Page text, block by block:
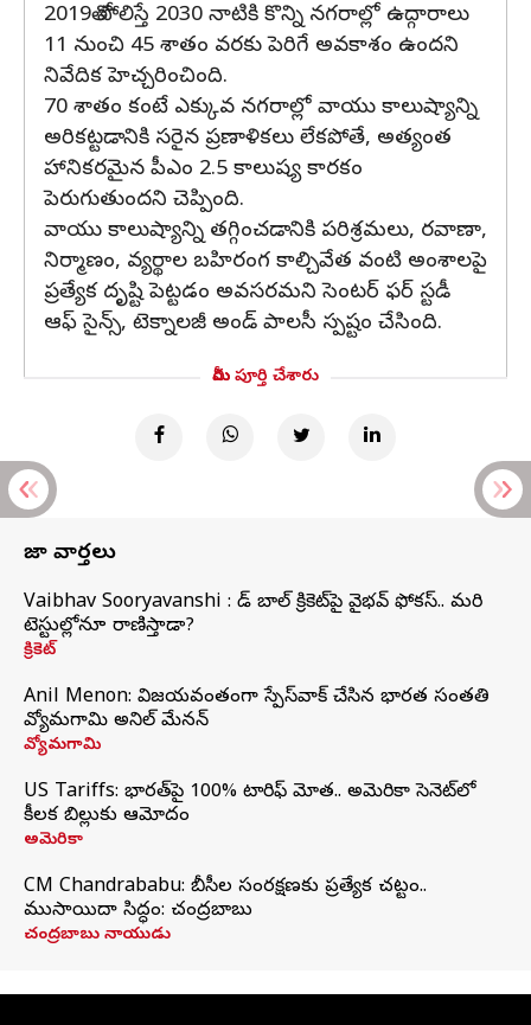
2019తో పోలిస్తే 2030 నాటికి కొన్ని నగరాల్లో ఉద్గారాలు
11 నుంచి 45 శాతం వరకు పెరిగే అవకాశం ఉందని
నివేదిక హెచ్చరించింది.
70 శాతం కంటే ఎక్కువ నగరాల్లో వాయు కాలుష్యాన్ని
అరికట్టడానికి సరైన ప్రణాళికలు లేకపోతే, అత్యంత
హానికరమైన పీఎం 2.5 కాలుష్య కారకం
పెరుగుతుందని చెప్పింది.
వాయు కాలుష్యాన్ని తగ్గించడానికి పరిశ్రమలు, రవాణా,
నిర్మాణం, వ్యర్థాల బహిరంగ కాల్చివేత వంటి అంశాలపై
ప్రత్యేక దృష్టి పెట్టడం అవసరమని సెంటర్‌ ఫర్‌ స్టడీ
ఆఫ్‌ సైన్స్‌, టెక్నాలజీ అండ్‌ పాలసీ స్పష్టం చేసింది.
మీరు పూర్తి చేశారు
తాజా వార్తలు
Vaibhav Sooryavanshi : రెడ్ బాల్ క్రికెట్‌పై వైభవ్ ఫోకస్.. మరి
టెస్టుల్లోనూ రాణిస్తాడా?
క్రికెట్
Anil Menon: విజయవంతంగా స్పేస్‌వాక్‌ చేసిన భారత సంతతి
వ్యోమగామి అనిల్‌ మేనన్
వ్యోమగామి
US Tariffs: భారత్‌పై 100% టారిఫ్‌ మోత.. అమెరికా సెనెట్‌లో
కీలక బిల్లుకు ఆమోదం
అమెరికా
CM Chandrababu: బీసీల సంరక్షణకు ప్రత్యేక చట్టం..
ముసాయిదా సిద్ధం: చంద్రబాబు
చంద్రబాబు నాయుడు